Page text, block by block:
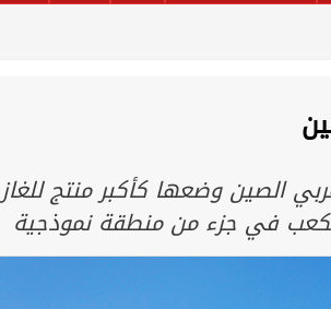
الصين وضعها كأكبر منتج للغاز